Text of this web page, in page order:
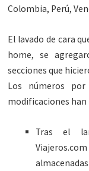
Colombia, Perú,
El lavado de cara
home, se
secciones que
Los números
modificaciones han
Tras el